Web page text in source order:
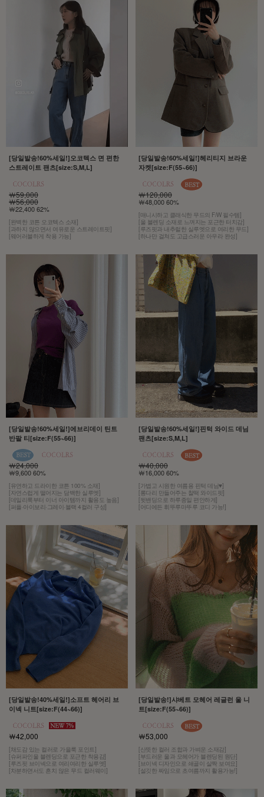
[당일발송!60%세일!]오코텍스 면 편한
스트레이트 팬츠[size:S,M,L]
￦59,000
￦56,000
￦22,400 62%
[완벽한 코튼 오코텍스 소재]
[과하지 않으면서 여유로운 스트레이트핏]
[웨어러블하게 착용 가능]
[당일발송!60%세일!]헤리티지 브라운
자켓[size:F(55~66)]
￦120,000
￦48,000 60%
[매니시하고 클래식한 무드의 F/W 필수템]
[울 블렌딩 소재로 느껴지는 포근한 터치감]
[루즈핏과 내추럴한 실루엣으로 여리한 무드]
[하나만 걸쳐도 고급스러운 아우라 완성]
[당일발송!60%세일!]에브리데이 틴트
반팔 티[size:F(55~66)]
￦24,000
￦9,600 60%
[유연하고 드라이한 코튼 100% 소재]
[자연스럽게 떨어지는 담백한 실루엣]
[데일리룩부터 이너 아이템까지 활용도 높음]
[퍼플·아이보리·그레이·블랙 4컬러 구성]
[당일발송!60%세일!]핀턱 와이드 데님
팬츠[size:S,M,L]
￦40,000
￦16,000 60%
[가볍고 시원한 여름용 핀턱 데님♥]
[롱다리 만들어주는 찰떡 와이드핏]
[뒷밴딩으로 하루종일 편안하게]
[어디에든 휘뚜루마뚜루 코디 가능!]
[당일발송!40%세일!]소프트 헤어리 브
이넥 니트[size:F(44~66)]
￦42,000
[채도감 있는 컬러로 가을룩 포인트]
[슈퍼파인울 블렌딩으로 포근한 착용감]
[루즈핏 브이넥으로 여리여리한 실루엣]
[차분하면서도 흔치 않은 무드 컬러웨이]
[당일발송!]샤베트 모헤어 레글런 울 니
트[size:F(55~66)]
￦53,000
[산뜻한 컬러 조합과 가벼운 소재감]
[부드러운 울과 모헤어가 블렌딩된 원단]
[브이넥 디자인으로 쇄골이 살짝 보여요]
[설깃한 짜임으로 초여름까지 활용가능!]